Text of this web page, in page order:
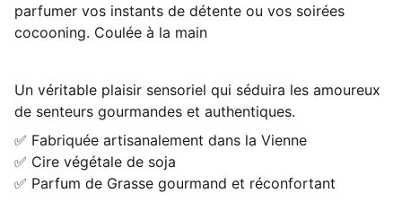
parfumer vos instants de détente ou vos soirées
cocooning. Coulée à la main
Un véritable plaisir sensoriel qui séduira les amoureux
de senteurs gourmandes et authentiques.
✅ Fabriquée artisanalement dans la Vienne
✅ Cire végétale de soja
✅ Parfum de Grasse gourmand et réconfortant